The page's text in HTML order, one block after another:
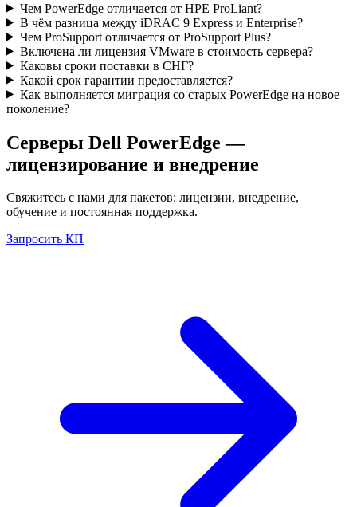
Чем PowerEdge отличается от HPE ProLiant?
В чём разница между iDRAC 9 Express и Enterprise?
Чем ProSupport отличается от ProSupport Plus?
Включена ли лицензия VMware в стоимость сервера?
Каковы сроки поставки в СНГ?
Какой срок гарантии предоставляется?
Как выполняется миграция со старых PowerEdge на новое
поколение?
Серверы Dell PowerEdge —
лицензирование и внедрение
Свяжитесь с нами для пакетов: лицензии, внедрение,
обучение и постоянная поддержка.
Запросить КП